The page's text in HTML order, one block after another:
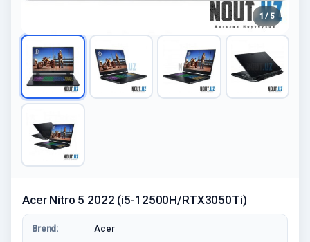
1 / 5
Acer Nitro 5 2022 (i5-12500H/RTX3050Ti)
Brend: Acer